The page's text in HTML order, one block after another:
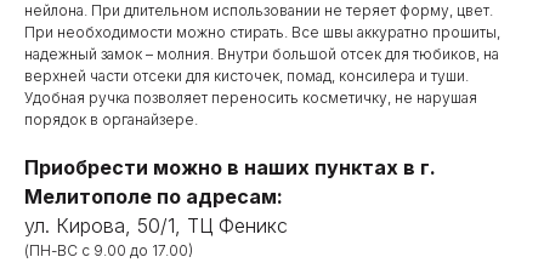
нейлона. При длительном использовании не теряет форму, цвет.
При необходимости можно стирать. Все швы аккуратно прошиты,
надежный замок – молния. Внутри большой отсек для тюбиков, на
верхней части отсеки для кисточек, помад, консилера и туши.
Удобная ручка позволяет переносить косметичку, не нарушая
порядок в органайзере.
Приобрести можно в наших пунктах в г.
Мелитополе по адресам:
ул. Кирова, 50/1, ТЦ Феникс
(ПН-ВС с 9.00 до 17.00)